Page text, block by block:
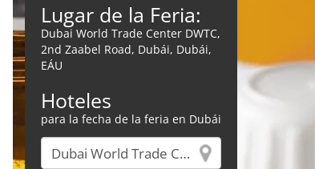
Lugar de la Feria:
Dubai World Trade Center DWTC,
2nd Zaabel Road, Dubái, Dubái,
EÁU
Hoteles
para la fecha de la feria en Dubái